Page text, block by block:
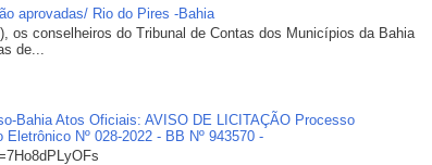
aprovadas/ Rio do Pires -Bahia
os conselheiros do Tribunal de Contas dos Municípios da Bahia
de...
Bahia Atos Oficiais: AVISO DE LICITAÇÃO Processo
Nº 028-2022 - BB Nº 943570 -